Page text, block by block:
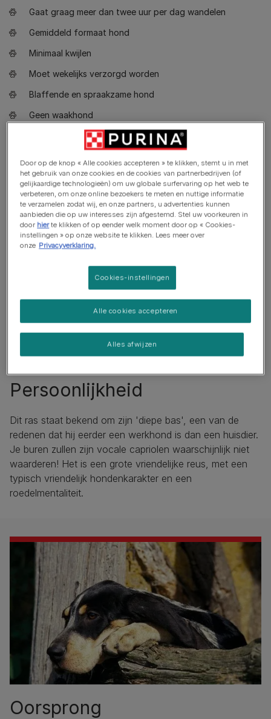
Gaat graag meer dan twee uur per dag wandelen
Gemiddeld formaat hond
Minimaal kwijlen
Moet wekelijks verzorgd worden
Blaffende en spraakzame hond
Geen waakhond
Heeft misschien wat training nodig om met andere dieren
samen te wonen
Persoonlijkheid
Dit ras staat bekend om zijn 'diepe bas', een van de
redenen dat hij eerder een werkhond is dan een huisdier.
Je buren zullen zijn vocale capriolen waarschijnlijk niet
waarderen! Het is een grote vriendelijke reus, met een
typisch vriendelijk hondenkarakter en een
roedelmentaliteit.
Oorsprong
Door op de knop « Alle cookies accepteren » te klikken, stemt u in met
het gebruik van onze cookies en de cookies van partnerbedrijven (of
gelijkaardige technologieën) om uw globale surfervaring op het web te
verbeteren, om onze online bezoekers te meten en nuttige informatie
te verzamelen zodat wij, en onze partners, u advertenties kunnen
aanbieden die op uw interesses zijn afgestemd. Stel uw voorkeuren in
door hierte klikken of op eender welk moment door op « Cookies-
instellingen » op onze website te klikken. Lees meer over
onze Privacyverklaring.
Cookies-instellingen
Alles afwijzen
Alle cookies accepteren